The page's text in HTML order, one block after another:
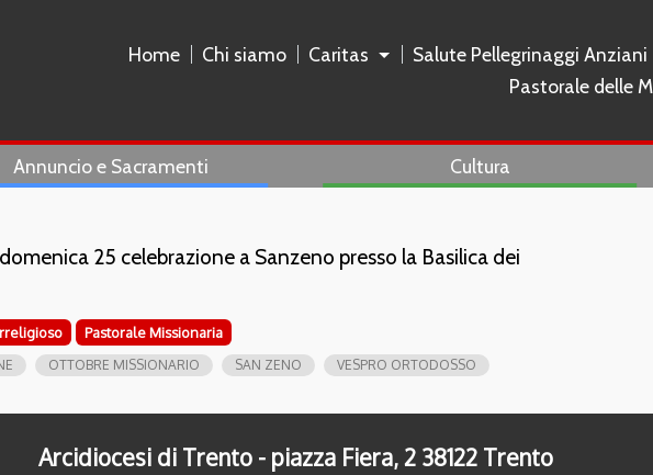
Home Chi siamo Caritas Salute Pellegrinaggi Anziani
Pastorale delle
Annuncio e Sacramenti Cultura
25 celebrazione a Sanzeno presso la Basilica dei
Pastorale Missionaria
OTTOBRE MISSIONARIO SAN ZENO VESPRO ORTODOSSO
Arcidiocesi di Trento - piazza Fiera, 2 38122 Trento